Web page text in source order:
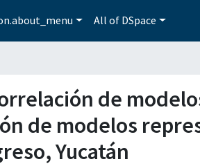
All of DSpace
de
de modelos
Yucatán